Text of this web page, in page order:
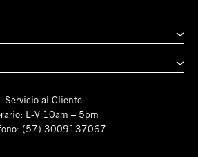
Servicio al Cliente
L-V 10am – 5pm
(57) 3009137067